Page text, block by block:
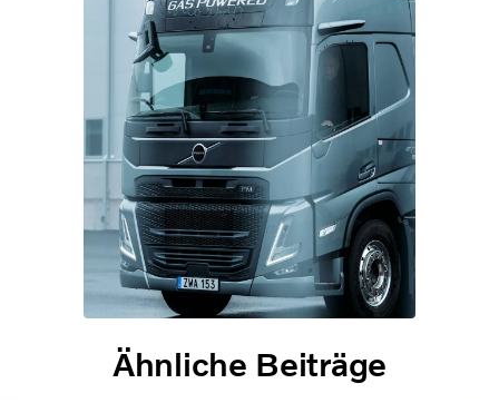
Ähnliche Beiträge